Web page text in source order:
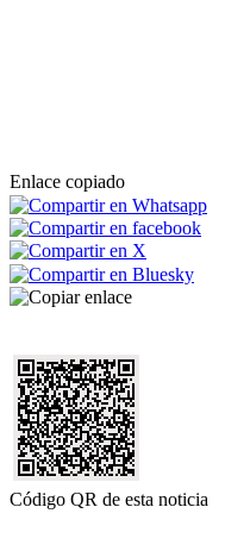
Enlace copiado
Código QR de esta noticia